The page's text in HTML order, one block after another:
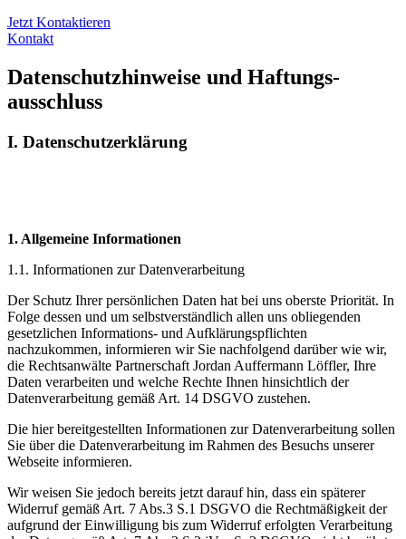
Jetzt Kontaktieren
Kontakt
Datenschutz­hinweise und Haftungs­
ausschluss
I. Datenschutzerklärung
1. Allgemeine Informationen
1.1. Informationen zur Datenverarbeitung
Der Schutz Ihrer persönlichen Daten hat bei uns oberste Priorität. In
Folge dessen und um selbstverständlich allen uns obliegenden
gesetzlichen Informations- und Aufklärungspflichten
nachzukommen, informieren wir Sie nachfolgend darüber wie wir,
die Rechtsanwälte Partnerschaft Jordan Auffermann Löffler, Ihre
Daten verarbeiten und welche Rechte Ihnen hinsichtlich der
Datenverarbeitung gemäß Art. 14 DSGVO zustehen.
Die hier bereitgestellten Informationen zur Datenverarbeitung sollen
Sie über die Datenverarbeitung im Rahmen des Besuchs unserer
Webseite informieren.
Wir weisen Sie jedoch bereits jetzt darauf hin, dass ein späterer
Widerruf gemäß Art. 7 Abs.3 S.1 DSGVO die Rechtmäßigkeit der
aufgrund der Einwilligung bis zum Widerruf erfolgten Verarbeitung